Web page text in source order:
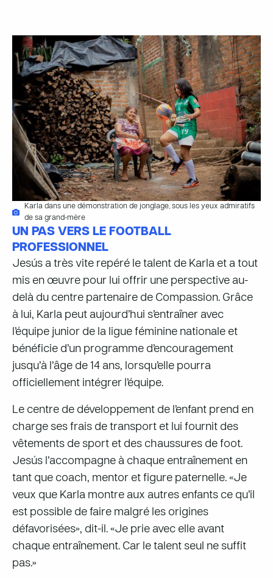
Karla dans une démonstration de jonglage, sous les yeux admiratifs
de sa grand-mère
UN PAS VERS LE FOOTBALL
PROFESSIONNEL
Jesús a très vite repéré le talent de Karla et a tout
mis en œuvre pour lui offrir une perspective au-
delà du centre partenaire de Compassion. Grâce
à lui, Karla peut aujourd’hui s’entraîner avec
l’équipe junior de la ligue féminine nationale et
bénéficie d’un programme d’encouragement
jusqu’à l’âge de 14 ans, lorsqu’elle pourra
officiellement intégrer l’équipe.
Le centre de développement de l’enfant prend en
charge ses frais de transport et lui fournit des
vêtements de sport et des chaussures de foot.
Jesús l’accompagne à chaque entraînement en
tant que coach, mentor et figure paternelle. «Je
veux que Karla montre aux autres enfants ce qu’il
est possible de faire malgré les origines
défavorisées», dit-il. «Je prie avec elle avant
chaque entraînement. Car le talent seul ne suffit
pas.»